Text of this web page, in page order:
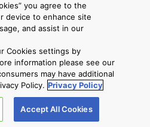
問い合わせ
DEVICES & STORAGE
All Rights Reserved.
you agree to the
device to enhance site
and assist in our
Cookies settings by
information please see our
may have additional
Policy. Privacy Policy
Accept All Cookies